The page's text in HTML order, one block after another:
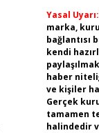
Yasal Uyarı:
marka,
bağlantısı
kendi
haber
ve kişiler
Gerçek
tamamen
halindedir